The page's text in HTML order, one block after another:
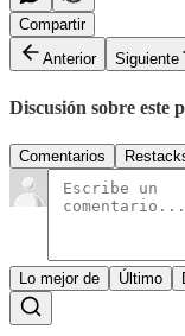
Compartir
Anterior
Siguiente
Discusión sobre este
Comentarios
Lo mejor de Último